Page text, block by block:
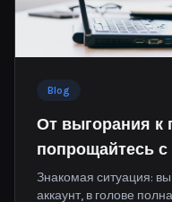
Blog
От выгорания к
попрощайтесь с
Знакомая ситуация:
аккаунт, в голове